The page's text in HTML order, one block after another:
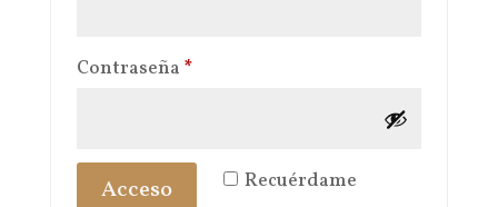
Contraseña *Obligatorio
Recuérdame
Acceso